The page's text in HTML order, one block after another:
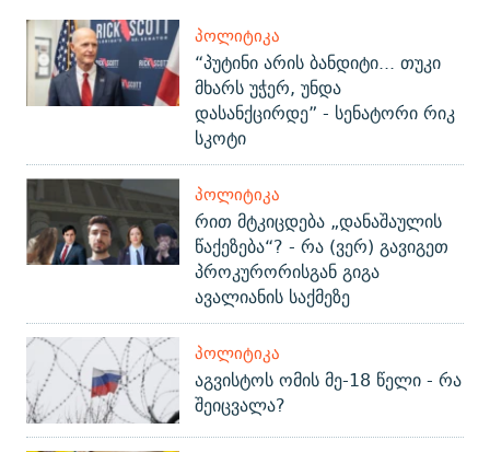
ᲞᲝᲚᲘᲢᲘᲙᲐ
“პუტინი არის ბანდიტი... თუკი
მხარს უჭერ, უნდა
დასანქცირდე” - სენატორი რიკ
სკოტი
ᲞᲝᲚᲘᲢᲘᲙᲐ
რით მტკიცდება „დანაშაულის
წაქეზება“? - რა (ვერ) გავიგეთ
პროკურორისგან გიგა
ავალიანის საქმეზე
ᲞᲝᲚᲘᲢᲘᲙᲐ
აგვისტოს ომის მე-18 წელი - რა
შეიცვალა?